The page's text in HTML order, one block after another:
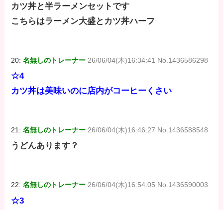
カツ丼と半ラーメンセットです
こちらはラーメン大盛とカツ丼ハーフ
20:名無しのトレーナー 26/06/04(木)16:34:41 No.1436586298
☆4
カツ丼は美味いのに店内がコーヒーくさい
21:名無しのトレーナー 26/06/04(木)16:46:27 No.1436588548
うどんあります？
22:名無しのトレーナー 26/06/04(木)16:54:05 No.1436590003
☆3